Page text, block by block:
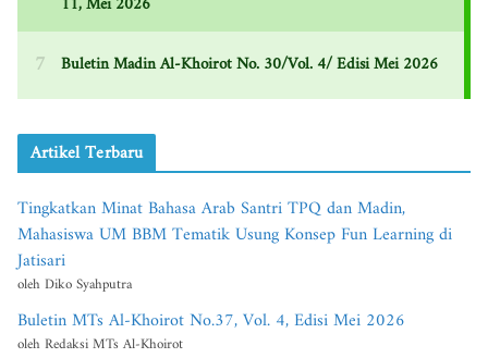
Artikel Terbaru
Tingkatkan Minat Bahasa Arab Santri TPQ dan Madin,
Mahasiswa UM BBM Tematik Usung Konsep Fun Learning di
Jatisari
oleh Diko Syahputra
Buletin MTs Al-Khoirot No.37, Vol. 4, Edisi Mei 2026
oleh Redaksi MTs Al-Khoirot